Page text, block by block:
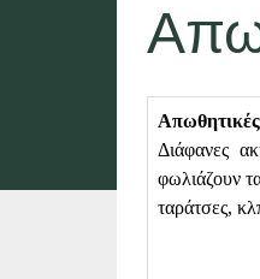
Απωθητικές
Διάφανες
φωλιάζουν
ταράτσες,